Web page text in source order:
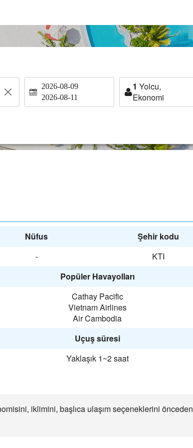
2026-08-09
2026-08-11
1 Yolcu,
Ekonomi
Nüfus
Şehir kodu
-
KTI
Popüler Havayolları
Cathay Pacific
Vietnam Airlines
Air Cambodia
Uçuş süresi
Yaklaşık 1~2 saat
iklimini, başlıca ulaşım seçeneklerini önceden